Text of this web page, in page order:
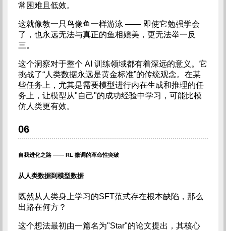
常困难且低效。
这就像教一只鸟像鱼一样游泳 —— 即使它勉强学会
了，也永远无法与真正的鱼相媲美，更无法举一反
三。
这个洞察对于整个 AI 训练领域都有着深远的意义。它
挑战了“人类数据永远是黄金标准”的传统观念。在某
些任务上，尤其是需要模型进行内在生成和推理的任
务上，让模型从"自己"的成功经验中学习，可能比模
仿人类更有效。
06
自我进化之路 —— RL 微调的革命性突破
从人类数据到模型数据
既然从人类身上学习的SFT范式存在根本缺陷，那么
出路在何方？
这个想法最初由一篇名为"Star"的论文提出，其核心